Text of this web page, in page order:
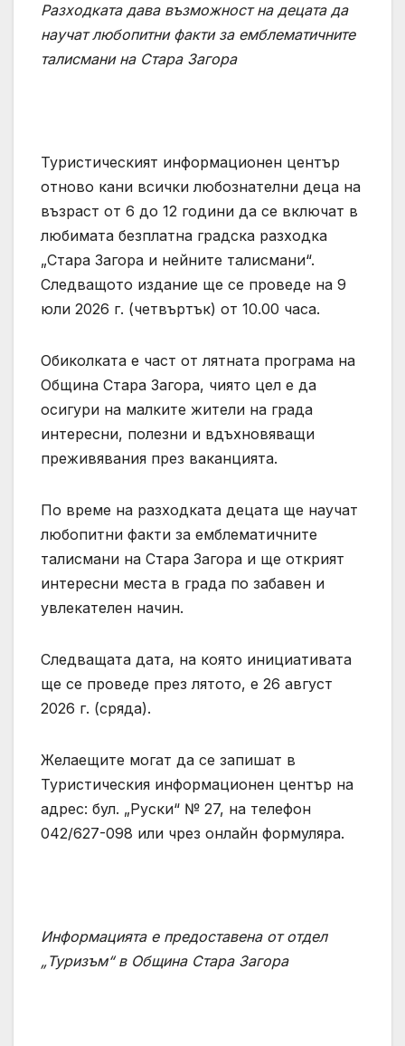
Разходката дава възможност на децата да
научат любопитни факти за емблематичните
талисмани на Стара Загора
Туристическият информационен център
отново кани всички любознателни деца на
възраст от 6 до 12 години да се включат в
любимата безплатна градска разходка
„Стара Загора и нейните талисмани“.
Следващото издание ще се проведе на 9
юли 2026 г. (четвъртък) от 10.00 часа.
Обиколката е част от лятната програма на
Община Стара Загора, чиято цел е да
осигури на малките жители на града
интересни, полезни и вдъхновяващи
преживявания през ваканцията.
По време на разходката децата ще научат
любопитни факти за емблематичните
талисмани на Стара Загора и ще открият
интересни места в града по забавен и
увлекателен начин.
Следващата дата, на която инициативата
ще се проведе през лятото, е 26 август
2026 г. (сряда).
Желаещите могат да се запишат в
Туристическия информационен център на
адрес: бул. „Руски“ № 27, на телефон
042/627-098 или чрез онлайн формуляра.
Информацията е предоставена от отдел
„Туризъм“ в Община Стара Загора